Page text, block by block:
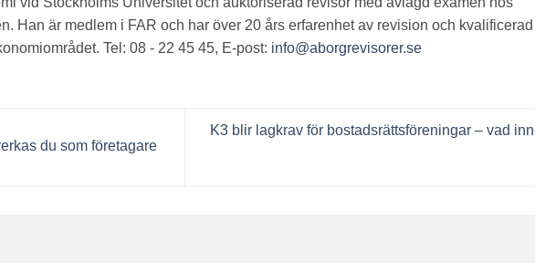
Han är medlem i FAR och har över 20 års erfarenhet av revision och kvalificerad
Tel: 08 - 22 45 45, E-post: info@aborgrevisorer.se
du som företagare
K3 blir lagkrav för bostadsrättsföreningar – vad